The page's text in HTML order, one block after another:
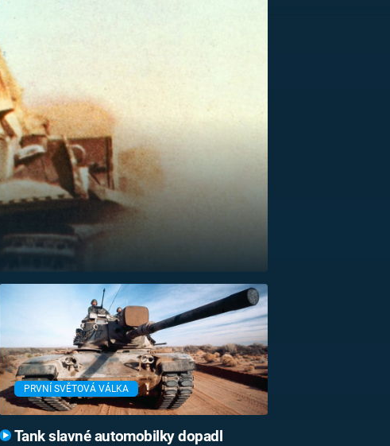
VERSUS
ILUZE A
PRVNÍ SVĚTOVÁ VÁLKA
Tank slavné automobilky dopadl